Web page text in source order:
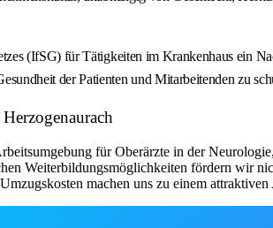
(IfSG) für Tätigkeiten im Krankenhaus ein
der Patienten und Mitarbeitenden zu
für Oberärzte in der
Weiterbildungsmöglichkeiten fördern wir
machen uns zu einem